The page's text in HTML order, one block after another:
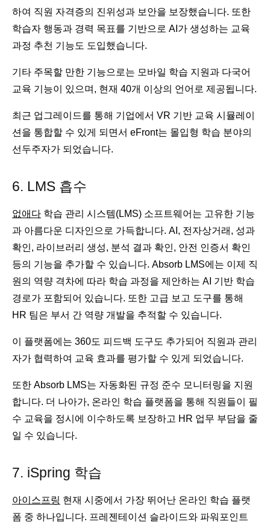
하여 직원 자격증의 진위성과 보안을 보장했습니다. 또한
학습자 행동과 경력 목표를 기반으로 AI가 생성하는 교육
과정 추천 기능도 도입했습니다.
기타 주목할 만한 기능으로는 모바일 학습 지원과 다국어
교육 기능이 있으며, 현재 40개 이상의 언어로 제공됩니다.
최근 업그레이드를 통해 기업에서 VR 기반 교육 시뮬레이
션을 통합할 수 있게 되면서 eFront는 몰입형 학습 분야의
선두주자가 되었습니다.
6. LMS 흡수
없애다 학습 관리 시스템(LMS) 소프트웨어는 고유한 기능
과 아름다운 디자인으로 가득합니다. AI, 전자상거래, 성과
확인, 라이브러리 생성, 분석 결과 확인, 안전 인증서 확인
등의 기능을 추가할 수 있습니다. Absorb LMS에는 이제 직
원의 역량 격차에 따라 학습 과정을 제안하는 AI 기반 학습
경로가 포함되어 있습니다. 또한 고급 보고 도구를 통해
HR 팀은 부서 간 역량 개발을 추적할 수 있습니다.
이 플랫폼에는 360도 피드백 도구도 추가되어 직원과 관리
자가 협력하여 교육 효과를 평가할 수 있게 되었습니다.
또한 Absorb LMS는 자동화된 규정 준수 모니터링을 지원
합니다. 더 나아가, 온라인 학습 플랫폼을 통해 직원들이 필
수 교육을 정시에 이수하도록 보장하고 HR 업무 부담을 줄
일 수 있습니다.
7. iSpring 학습
아이스프링 현재 시중에서 가장 뛰어난 온라인 학습 플랫
폼 중 하나입니다. 프레젠테이션 슬라이드와 파워포인트